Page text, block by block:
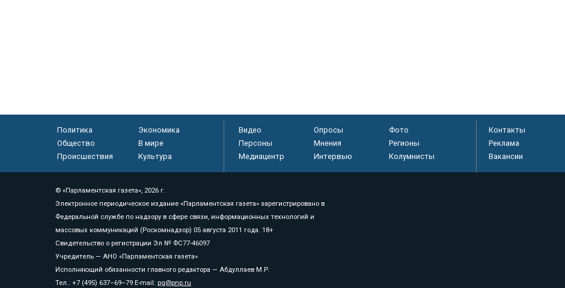
Политика
Экономика
Общество
В мире
Происшествия
Культура
Видео Опросы
Фото
Персоны
Мнения
Регионы
Медиацентр
Интервью Колумнисты
Контакты
Реклама
Вакансии
© «Парламентская газета», 2026 г.
Электронное периодическое издание «Парламентская газета» зарегистрировано в
Федеральной службе по надзору в сфере связи, информационных технологий и
массовых коммуникаций (Роскомнадзор) 05 августа 2011 года. 18+
Свидетельство о регистрации Эл № ФС77-46097
Учредитель — АНО «Парламентская газета»
Исполняющий обязанности главного редактора — Абдуллаев М.Р.
Тел.: +7 (495) 637–69–79 E-mail: pg@pnp.ru